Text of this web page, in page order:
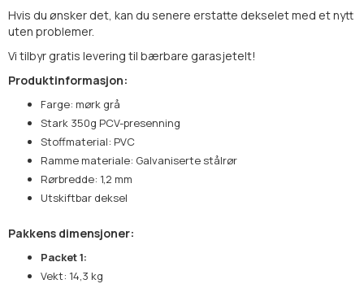
Hvis du ønsker det, kan du senere erstatte dekselet med et nytt
uten problemer.
Vi tilbyr gratis levering til bærbare garasjetelt!
Produktinformasjon:
Farge: mørk grå
Stark 350g PCV-presenning
Stoffmaterial: PVC
Ramme materiale: Galvaniserte stålrør
Rørbredde: 1,2 mm
Utskiftbar deksel
Pakkens dimensjoner:
Packet 1:
Vekt: 14,3 kg